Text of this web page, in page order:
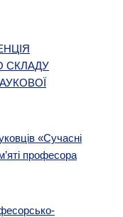
СКЛАДУ
«Сучасні
професора